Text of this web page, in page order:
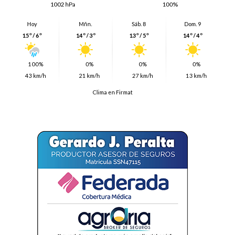
1002 hPa 100%
Hoy
15º / 6º
100%
43 km/h
Mñn.
14º / 3º
0%
21 km/h
Sáb. 8
13º / 5º
0%
27 km/h
Dom. 9
14º / 4º
0%
13 km/h
Clima en Firmat